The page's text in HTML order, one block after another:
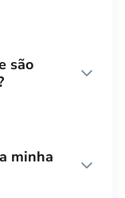
são
minha